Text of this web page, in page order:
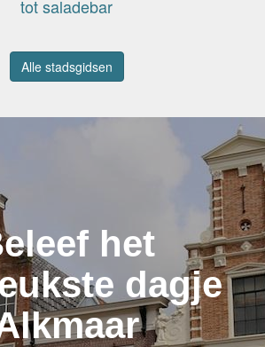
tot saladebar
Alle stadsgidsen
het
dagje